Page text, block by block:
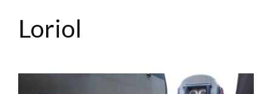
AllerLoriol